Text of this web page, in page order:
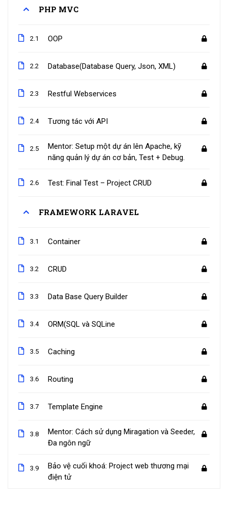
PHP MVC
2.1 OOP
2.2 Database(Database Query, Json, XML)
2.3 Restful Webservices
2.4 Tương tác với API
2.5
Mentor: Setup một dự án lên Apache, kỹ
năng quản lý dự án cơ bản, Test + Debug.
2.6 Test: Final Test – Project CRUD
FRAMEWORK LARAVEL
3.1 Container
3.2 CRUD
3.3 Data Base Query Builder
3.4 ORM(SQL và SQLine
3.5 Caching
3.6 Routing
3.7 Template Engine
3.8
Mentor: Cách sử dụng Miragation và Seeder,
Đa ngôn ngữ
3.9
Bảo vệ cuối khoá: Project web thương mại
điện tử